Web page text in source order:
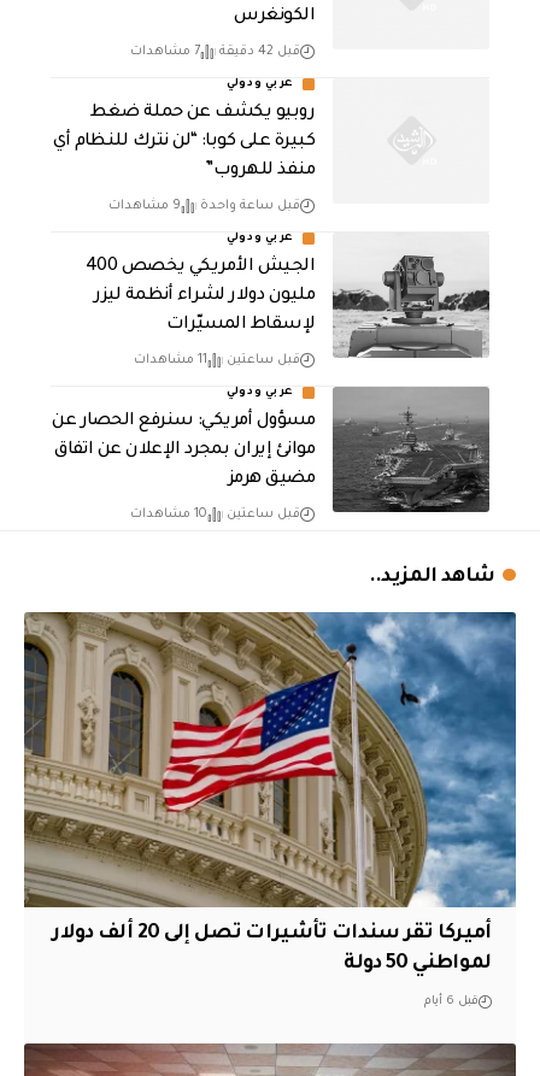
الكونغرس
قبل 42 دقيقة 7 مشاهدات
عربي ودولي
روبيو يكشف عن حملة ضغط
كبيرة على كوبا: “لن نترك للنظام أي
منفذ للهروب”
قبل ساعة واحدة 9 مشاهدات
عربي ودولي
الجيش الأمريكي يخصص 400
مليون دولار لشراء أنظمة ليزر
لإسقاط المسيّرات
قبل ساعتين 11 مشاهدات
عربي ودولي
مسؤول أمريكي: سنرفع الحصار عن
موانئ إيران بمجرد الإعلان عن اتفاق
مضيق هرمز
قبل ساعتين 10 مشاهدات
شاهد المزيد..
أميركا تقر سندات تأشيرات تصل إلى 20 ألف دولار
لمواطني 50 دولة
قبل 6 أيام